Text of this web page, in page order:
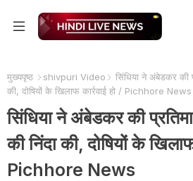
मुख्यपृष्ठ shivpuri Video
सिंधिया ने अंबेडकर की
की, दोषियों के खिलाफ कार्रवाई हो / Pichhore News
सिंधिया ने अंबेडकर की
की निंदा की, दोषियों के
Pichhore News